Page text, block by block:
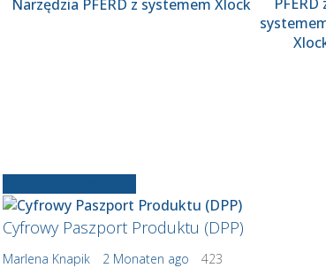
Narzędzia PFERD z systemem Xlock
Cyfrowy Paszport Produktu (DPP)
Marlena Knapik 2 Monaten ago 423